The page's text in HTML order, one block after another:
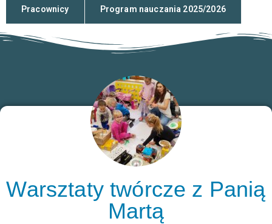
Pracownicy Program nauczania 2025/2026
Warsztaty twórcze z Panią
Martą